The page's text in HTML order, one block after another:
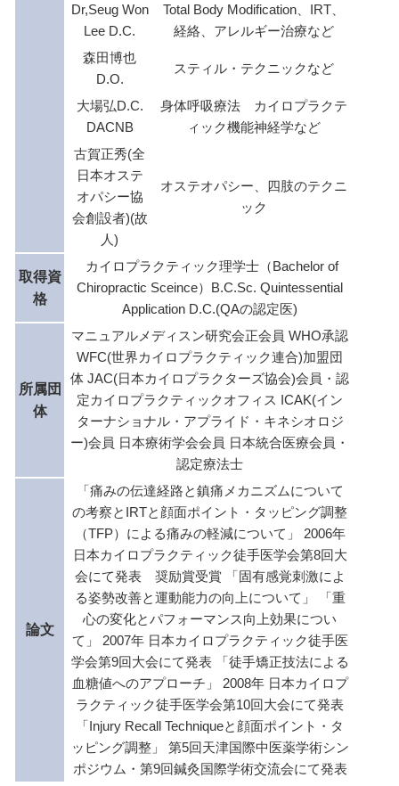
Dr,Seug Won
Lee D.C.
Total Body Modification、IRT、
経絡、アレルギー治療など
森田博也
D.O.
スティル・テクニックなど
大場弘D.C.
DACNB
身体呼吸療法 カイロプラクテ
ィック機能神経学など
古賀正秀(全
日本オステ
オパシー協
会創設者)(故
人)
オステオパシー、四肢のテクニ
ック
取得資
格
カイロプラクティック理学士（Bachelor of
Chiropractic Sceince）B.C.Sc. Quintessential
Application D.C.(QAの認定医)
所属団
体
マニュアルメディスン研究会正会員 WHO承認
WFC(世界カイロプラクティック連合)加盟団
体 JAC(日本カイロプラクターズ協会)会員・認
定カイロプラクティックオフィス ICAK(イン
ターナショナル・アプライド・キネシオロジ
ー)会員 日本療術学会会員 日本統合医療会員・
認定療法士
論文
「痛みの伝達経路と鎮痛メカニズムについて
の考察とIRTと顔面ポイント・タッピング調整
（TFP）による痛みの軽減について」 2006年
日本カイロプラクティック徒手医学会第8回大
会にて発表 奨励賞受賞 「固有感覚刺激によ
る姿勢改善と運動能力の向上について」 「重
心の変化とパフォーマンス向上効果につい
て」 2007年 日本カイロプラクティック徒手医
学会第9回大会にて発表 「徒手矯正技法による
血糖値へのアプローチ」 2008年 日本カイロプ
ラクティック徒手医学会第10回大会にて発表
「Injury Recall Techniqueと顔面ポイント・タ
ッピング調整」 第5回天津国際中医薬学術シン
ポジウム・第9回鍼灸国際学術交流会にて発表